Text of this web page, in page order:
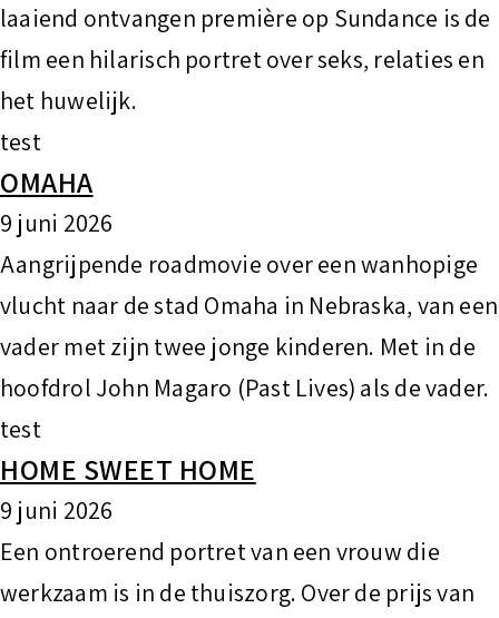
laaiend ontvangen première op Sundance is de
film een hilarisch portret over seks, relaties en
het huwelijk.
test
OMAHA
9 juni 2026
Aangrijpende roadmovie over een wanhopige
vlucht naar de stad Omaha in Nebraska, van een
vader met zijn twee jonge kinderen. Met in de
hoofdrol John Magaro (Past Lives) als de vader.
test
HOME SWEET HOME
9 juni 2026
Een ontroerend portret van een vrouw die
werkzaam is in de thuiszorg. Over de prijs van